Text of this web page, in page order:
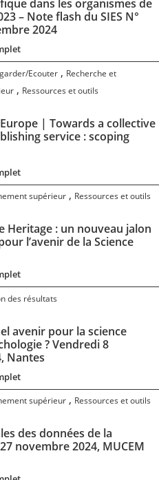
dans les organismes de
– Note flash du SIES N°
2024
Ecouter , Recherche et
, Ressources et outils
| Towards a collective
service : scoping
supérieur , Ressources et outils
Heritage : un nouveau jalon
l’avenir de la Science
des résultats
avenir pour la science
? Vendredi 8
Nantes
supérieur , Ressources et outils
des données de la
novembre 2024, MUCEM